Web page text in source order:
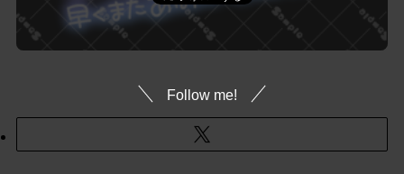
Follow me!